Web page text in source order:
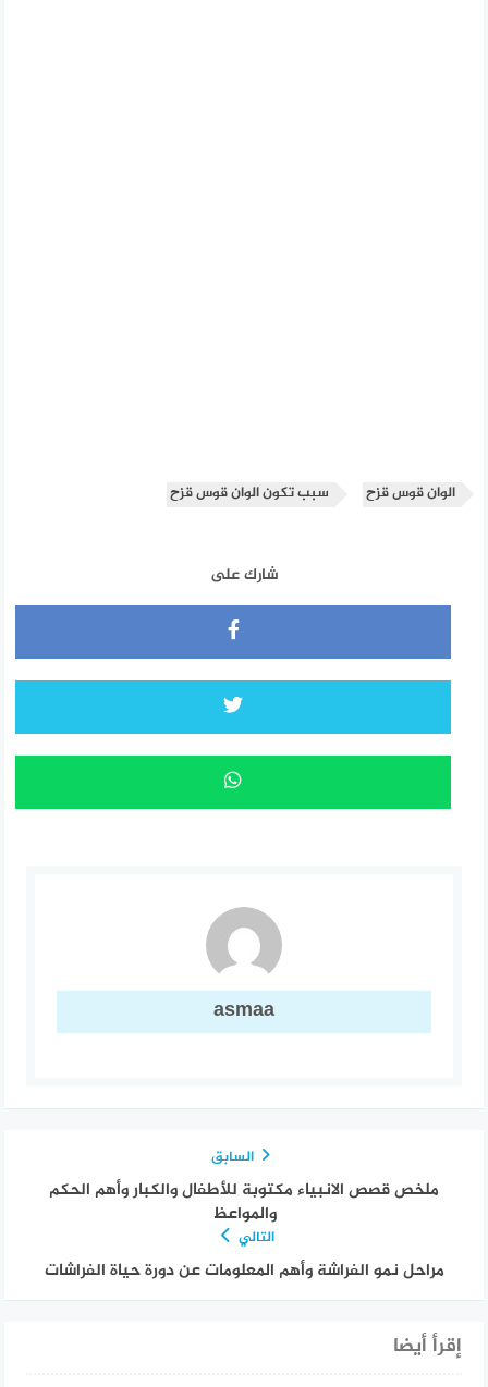
الوان قوس قزح سبب تكون الوان قوس قزح
شارك على
asmaa
السابق
ملخص قصص الانبياء مكتوبة للأطفال والكبار وأهم الحكم
والمواعظ
التالي
مراحل نمو الفراشة وأهم المعلومات عن دورة حياة الفراشات
إقرأ أيضا